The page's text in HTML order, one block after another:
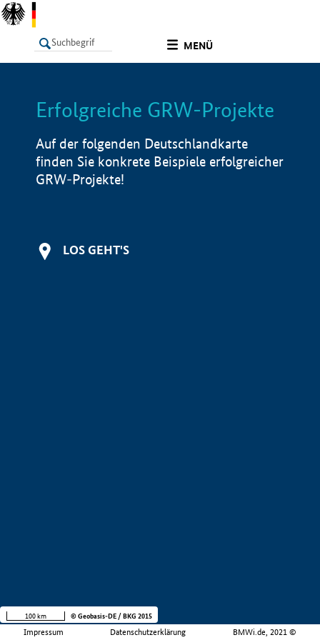
MENÜ
LISTE Info
Erfolgreiche GRW-Projekte
Auf der folgenden Deutschlandkarte
finden Sie konkrete Beispiele erfolgreicher
GRW-Projekte!
LOS GEHT'S
Impressum Datenschutzerklärung BMWi.de, 2021 ©
100 km © Geobasis-DE / BKG 2015